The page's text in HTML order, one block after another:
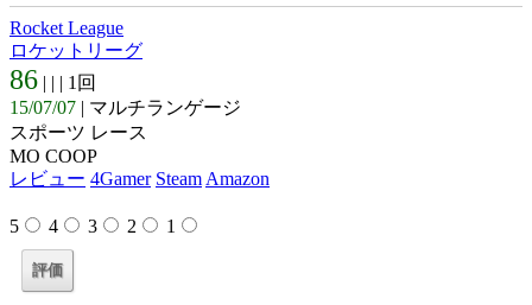
Rocket League
ロケットリーグ
86 | | | 1回
15/07/07 | マルチランゲージ
スポーツ レース
MO COOP
レビュー 4Gamer Steam Amazon
5 4 3 2 1